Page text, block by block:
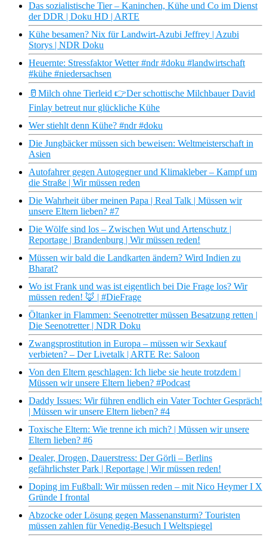
Das sozialistische Tier – Kaninchen, Kühe und Co im Dienst
der DDR | Doku HD | ARTE
Kühe besamen? Nix für Landwirt-Azubi Jeffrey | Azubi
Storys | NDR Doku
Heuernte: Stressfaktor Wetter #ndr #doku #landwirtschaft
#kühe #niedersachsen
🥛Milch ohne Tierleid 👉Der schottische Milchbauer David
Finlay betreut nur glückliche Kühe
Wer stiehlt denn Kühe? #ndr #doku
Die Jungbäcker müssen sich beweisen: Weltmeisterschaft in
Asien
Autofahrer gegen Autogegner und Klimakleber – Kampf um
die Straße | Wir müssen reden
Die Wahrheit über meinen Papa | Real Talk | Müssen wir
unsere Eltern lieben? #7
Die Wölfe sind los – Zwischen Wut und Artenschutz |
Reportage | Brandenburg | Wir müssen reden!
Müssen wir bald die Landkarten ändern? Wird Indien zu
Bharat?
Wo ist Frank und was ist eigentlich bei Die Frage los? Wir
müssen reden! 🦊 | #DieFrage
Öltanker in Flammen: Seenotretter müssen Besatzung retten |
Die Seenotretter | NDR Doku
Zwangsprostitution in Europa – müssen wir Sexkauf
verbieten? – Der Livetalk | ARTE Re: Saloon
Von den Eltern geschlagen: Ich liebe sie heute trotzdem |
Müssen wir unsere Eltern lieben? #Podcast
Daddy Issues: Wir führen endlich ein Vater Tochter Gespräch!
| Müssen wir unsere Eltern lieben? #4
Toxische Eltern: Wie trenne ich mich? | Müssen wir unsere
Eltern lieben? #6
Dealer, Drogen, Dauerstress: Der Görli – Berlins
gefährlichster Park | Reportage | Wir müssen reden!
Doping im Fußball: Wir müssen reden – mit Nico Heymer I X
Gründe I frontal
Abzocke oder Lösung gegen Massenansturm? Touristen
müssen zahlen für Venedig-Besuch I Weltspiegel